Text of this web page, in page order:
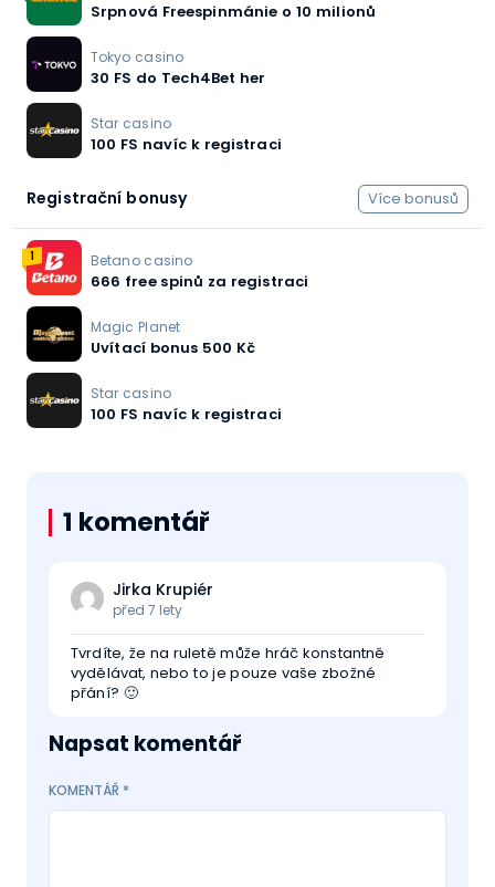
Srpnová Freespinmánie o 10 milionů
Tokyo casino
30 FS do Tech4Bet her
Star casino
100 FS navíc k registraci
Registrační bonusy Více bonusů
1 Betano casino
666 free spinů za registraci
Magic Planet
Uvítací bonus 500 Kč
Star casino
100 FS navíc k registraci
1 komentář
Jirka Krupiér
před 7 lety
Tvrdíte, že na ruletě může hráč konstantně
vydělávat, nebo to je pouze vaše zbožné
přání? 🙂
Napsat komentář
KOMENTÁŘ *